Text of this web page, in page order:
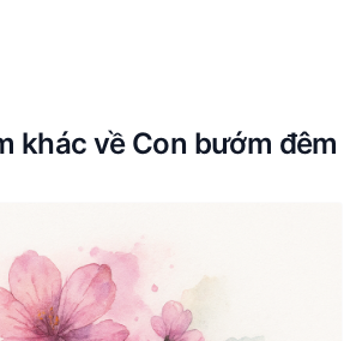
khác về Con bướm đêm